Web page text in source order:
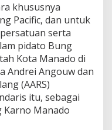
khususnya
Pacific, dan untuk
serta
pidato Bung
Kota Manado di
Andrei Angouw dan
(AARS)
itu, sebagai
Karno Manado